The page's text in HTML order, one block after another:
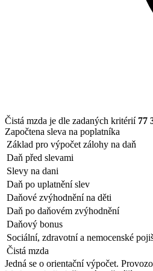
Čistá mzda je dle zadaných kritérií 77
Započtena sleva na poplatníka
Základ pro výpočet zálohy na daň
Daň před slevami
Slevy na dani
Daň po uplatnění slev
Daňové zvýhodnění na děti
Daň po daňovém zvýhodnění
Daňový bonus
Sociální, zdravotní a nemocenské
Čistá mzda
Jedná se o orientační výpočet.